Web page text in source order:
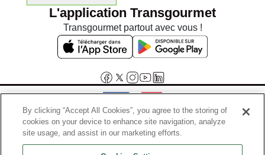
L'application Transgourmet
Transgourmet partout avec vous !
Interdiction de vente de boissons alcooliques aux mineurs de
moins de 18 ans
By clicking “Accept All Cookies”, you agree to the storing of
cookies on your device to enhance site navigation, analyze
site usage, and assist in our marketing efforts.